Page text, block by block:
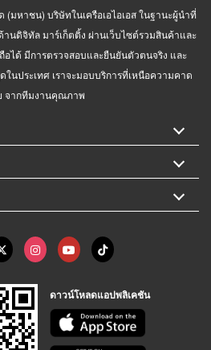
(มหาชน) บริษัทในเครือเอไอเอส ในฐานะผู้นำที่
ดิจิทัล มาร์เก็ตติ้ง ผ่านเว็บไซต์รวมสินค้าและ
อได้ มีการตรวจสอบและยืนยันตัวตนจริง และ
นประเทศ เราจะมอบบริการที่เหนือความคาด
จากทีมงานคุณภาพ
ดาวน์โหลดแอปพลิเคชัน